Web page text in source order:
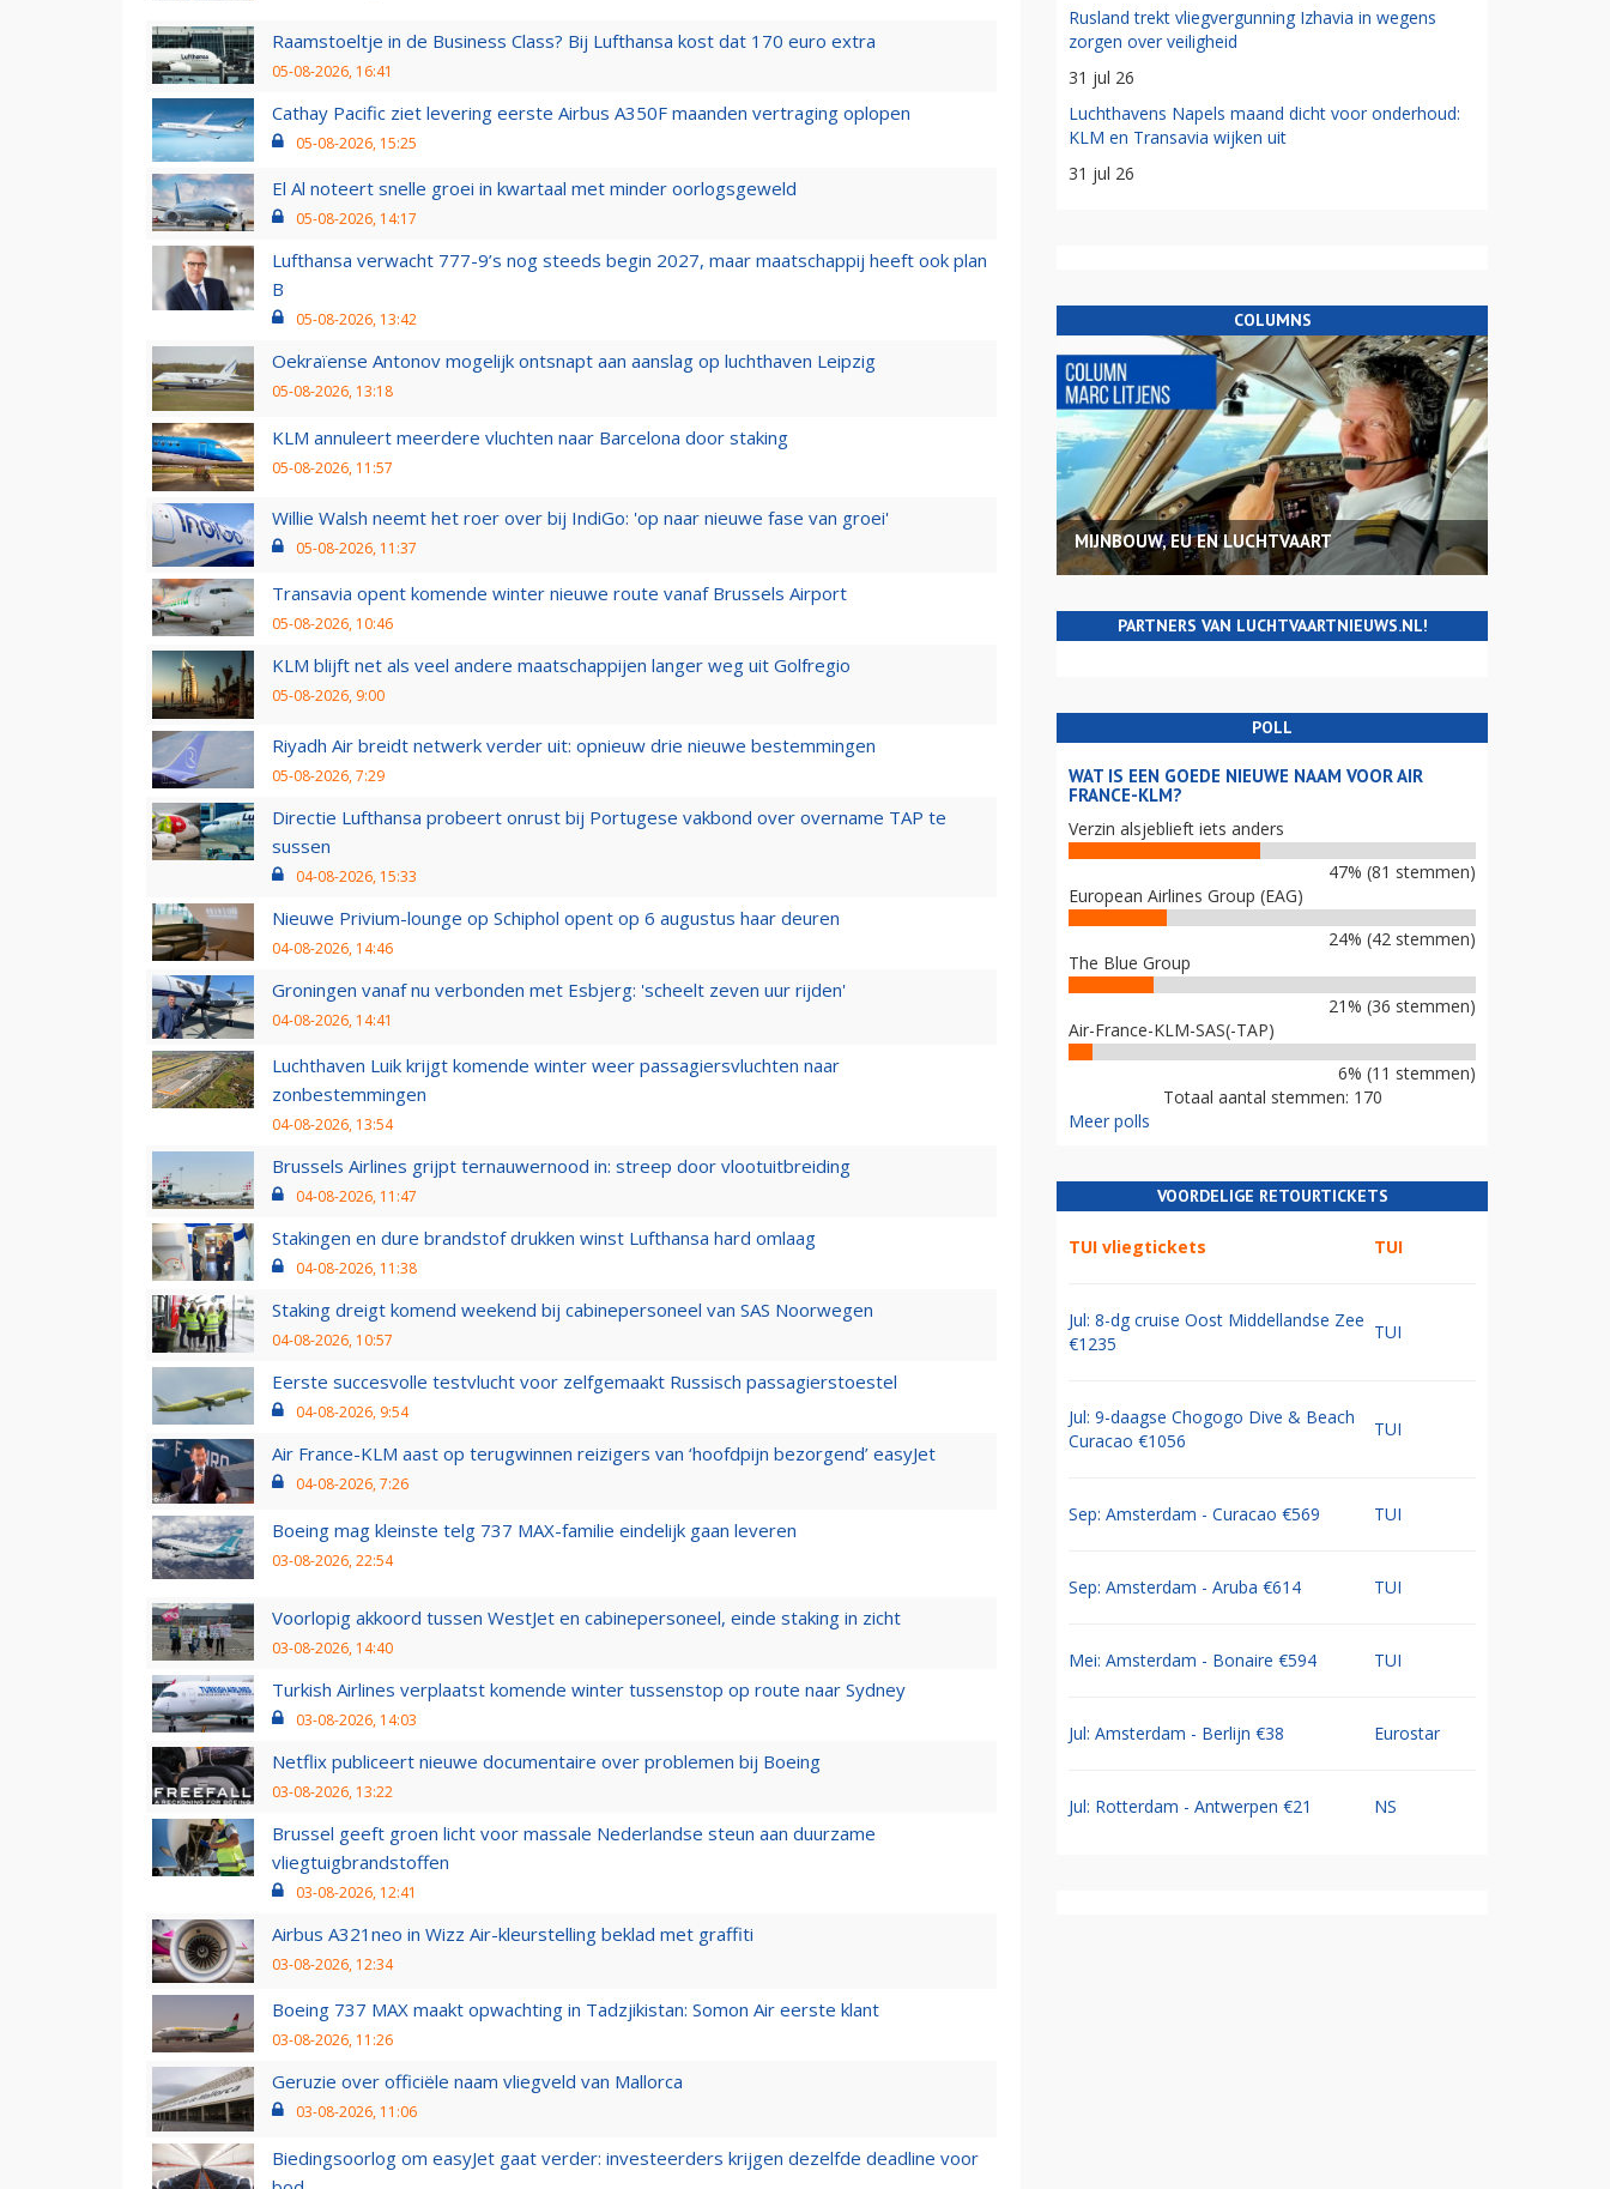
Raamstoeltje in de Business Class? Bij Lufthansa kost dat 170 euro extra
05-08-2026, 16:41
Cathay Pacific ziet levering eerste Airbus A350F maanden vertraging oplopen
05-08-2026, 15:25
El Al noteert snelle groei in kwartaal met minder oorlogsgeweld
05-08-2026, 14:17
Lufthansa verwacht 777-9’s nog steeds begin 2027, maar maatschappij heeft ook plan
B
05-08-2026, 13:42
Oekraïense Antonov mogelijk ontsnapt aan aanslag op luchthaven Leipzig
05-08-2026, 13:18
KLM annuleert meerdere vluchten naar Barcelona door staking
05-08-2026, 11:57
Willie Walsh neemt het roer over bij IndiGo: 'op naar nieuwe fase van groei'
05-08-2026, 11:37
Transavia opent komende winter nieuwe route vanaf Brussels Airport
05-08-2026, 10:46
KLM blijft net als veel andere maatschappijen langer weg uit Golfregio
05-08-2026, 9:00
Riyadh Air breidt netwerk verder uit: opnieuw drie nieuwe bestemmingen
05-08-2026, 7:29
Directie Lufthansa probeert onrust bij Portugese vakbond over overname TAP te
sussen
04-08-2026, 15:33
Nieuwe Privium-lounge op Schiphol opent op 6 augustus haar deuren
04-08-2026, 14:46
Groningen vanaf nu verbonden met Esbjerg: 'scheelt zeven uur rijden'
04-08-2026, 14:41
Luchthaven Luik krijgt komende winter weer passagiersvluchten naar
zonbestemmingen
04-08-2026, 13:54
Brussels Airlines grijpt ternauwernood in: streep door vlootuitbreiding
04-08-2026, 11:47
Stakingen en dure brandstof drukken winst Lufthansa hard omlaag
04-08-2026, 11:38
Staking dreigt komend weekend bij cabinepersoneel van SAS Noorwegen
04-08-2026, 10:57
Eerste succesvolle testvlucht voor zelfgemaakt Russisch passagierstoestel
04-08-2026, 9:54
Air France-KLM aast op terugwinnen reizigers van ‘hoofdpijn bezorgend’ easyJet
04-08-2026, 7:26
Boeing mag kleinste telg 737 MAX-familie eindelijk gaan leveren
03-08-2026, 22:54
Voorlopig akkoord tussen WestJet en cabinepersoneel, einde staking in zicht
03-08-2026, 14:40
Turkish Airlines verplaatst komende winter tussenstop op route naar Sydney
03-08-2026, 14:03
Netflix publiceert nieuwe documentaire over problemen bij Boeing
03-08-2026, 13:22
Brussel geeft groen licht voor massale Nederlandse steun aan duurzame
vliegtuigbrandstoffen
03-08-2026, 12:41
Airbus A321neo in Wizz Air-kleurstelling beklad met graffiti
03-08-2026, 12:34
Boeing 737 MAX maakt opwachting in Tadzjikistan: Somon Air eerste klant
03-08-2026, 11:26
Geruzie over officiële naam vliegveld van Mallorca
03-08-2026, 11:06
Biedingsoorlog om easyJet gaat verder: investeerders krijgen dezelfde deadline voor
Rusland trekt vliegvergunning Izhavia in wegens
zorgen over veiligheid
31 jul 26
Luchthavens Napels maand dicht voor onderhoud:
KLM en Transavia wijken uit
31 jul 26
COLUMNS
MIJNBOUW, EU EN LUCHTVAART
PARTNERS VAN LUCHTVAARTNIEUWS.NL!
POLL
WAT IS EEN GOEDE NIEUWE NAAM VOOR AIR
FRANCE-KLM?
Verzin alsjeblieft iets anders
47% (81 stemmen)
European Airlines Group (EAG)
24% (42 stemmen)
The Blue Group
21% (36 stemmen)
Air-France-KLM-SAS(-TAP)
6% (11 stemmen)
Totaal aantal stemmen: 170
Meer polls
VOORDELIGE RETOURTICKETS
TUI vliegtickets TUI
Jul: 8-dg cruise Oost Middellandse Zee
€1235
TUI
Jul: 9-daagse Chogogo Dive & Beach
Curacao €1056
TUI
Sep: Amsterdam - Curacao €569 TUI
Sep: Amsterdam - Aruba €614 TUI
Mei: Amsterdam - Bonaire €594 TUI
Jul: Amsterdam - Berlijn €38 Eurostar
Jul: Rotterdam - Antwerpen €21 NS